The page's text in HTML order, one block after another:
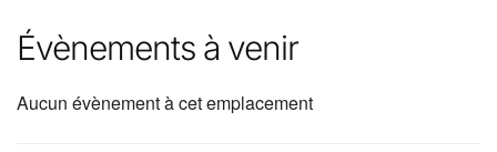
Évènements à venir
Aucun évènement à cet emplacement